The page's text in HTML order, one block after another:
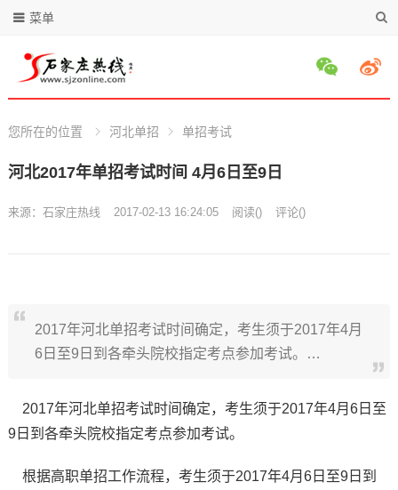
菜单
您所在的位置 河北单招 单招考试
河北2017年单招考试时间 4月6日至9日
来源： 石家庄热线 2017-02-13 16:24:05 阅读() 评论()
2017年河北单招考试时间确定，考生须于2017年4月
6日至9日到各牵头院校指定考点参加考试。…
2017年河北单招考试时间确定，考生须于2017年4月6日至
9日到各牵头院校指定考点参加考试。
根据高职单招工作流程，考生须于2017年4月6日至9日到